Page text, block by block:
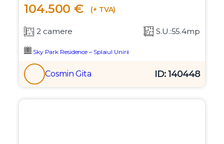
104.500 € (+ TVA)
2 camere S.U.:55.4mp
Sky Park Residence – Splaiul Unirii
Cosmin Gita ID: 140448